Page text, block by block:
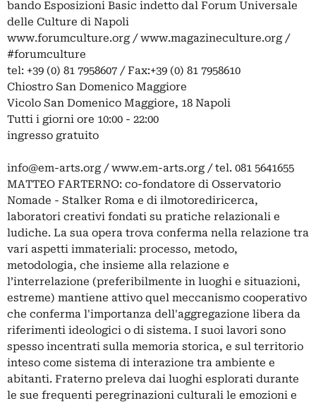
bando Esposizioni Basic indetto dal Forum Universale
delle Culture di Napoli
www.forumculture.org / www.magazineculture.org /
#forumculture
tel: +39 (0) 81 7958607 / Fax:+39 (0) 81 7958610
Chiostro San Domenico Maggiore
Vicolo San Domenico Maggiore, 18 Napoli
Tutti i giorni ore 10:00 - 22:00
ingresso gratuito
info@em-arts.org/ www.em-arts.org / tel. 081 5641655
MATTEO FARTERNO: co-fondatore di Osservatorio
Nomade - Stalker Roma e di ilmotorediricerca,
laboratori creativi fondati su pratiche relazionali e
ludiche. La sua opera trova conferma nella relazione tra
vari aspetti immateriali: processo, metodo,
metodologia, che insieme alla relazione e
l’interrelazione (preferibilmente in luoghi e situazioni,
estreme) mantiene attivo quel meccanismo cooperativo
che conferma l'importanza dell'aggregazione libera da
riferimenti ideologici o di sistema. I suoi lavori sono
spesso incentrati sulla memoria storica, e sul territorio
inteso come sistema di interazione tra ambiente e
abitanti. Fraterno preleva dai luoghi esplorati durante
le sue frequenti peregrinazioni culturali le emozioni e